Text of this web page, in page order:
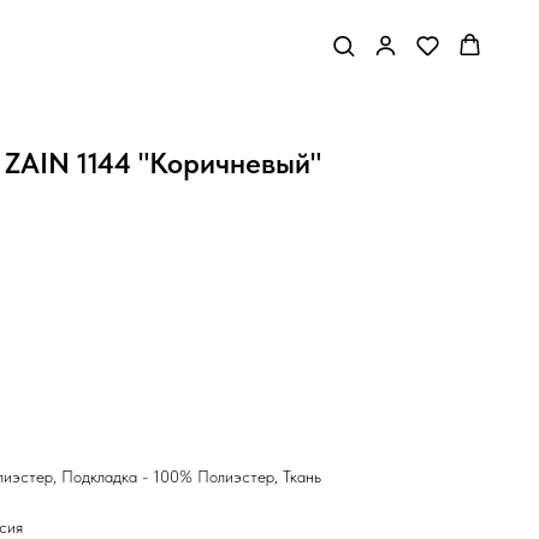
1144 "Коричневый"
Подкладка - 100% Полиэстер, Ткань